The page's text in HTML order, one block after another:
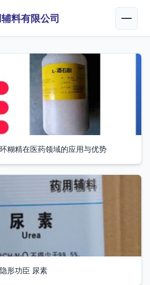
料有限公司
糊精在医药领域的应用与优势
形功臣 尿素